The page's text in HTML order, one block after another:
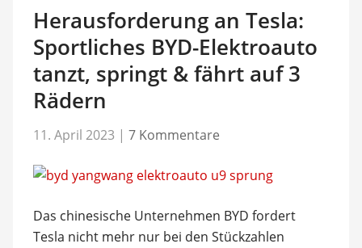
Herausforderung an Tesla:
Sportliches BYD-Elektroauto
tanzt, springt & fährt auf 3
Rädern
11. April 2023 | 7 Kommentare
Das chinesische Unternehmen BYD fordert
Tesla nicht mehr nur bei den Stückzahlen